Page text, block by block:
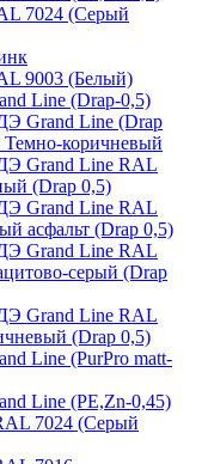
7024 (Серый
9003 (Белый)
Line (Drap-0,5)
Grand Line (Drap
Темно-коричневый
Grand Line RAL
(Drap 0,5)
Grand Line RAL
асфальт (Drap 0,5)
Grand Line RAL
серый (Drap
Grand Line RAL
(Drap 0,5)
Line (PurPro matt-
Line (PE,Zn-0,45)
7024 (Серый